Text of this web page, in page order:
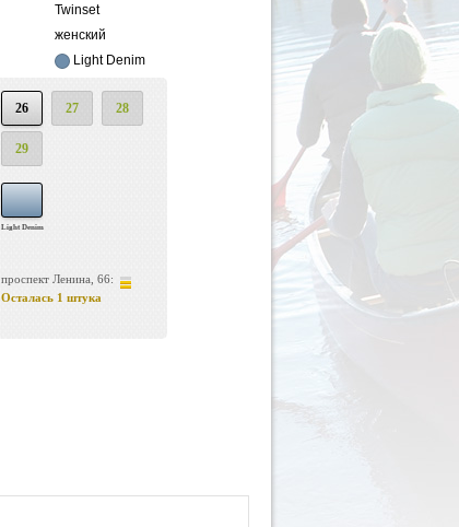
Twinset
женский
Light Denim
26 27 28
29
Light Denim
проспект Ленина, 66:
Осталась 1 штука